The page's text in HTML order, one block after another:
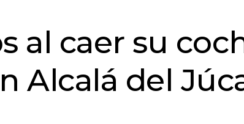
al caer su
Alcalá del